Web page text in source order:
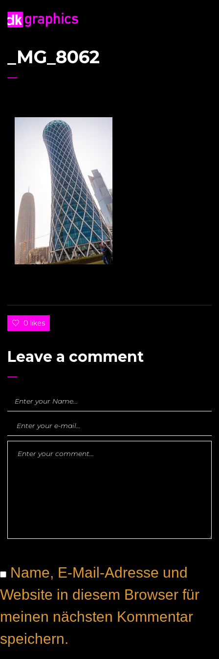
_MG_8062
0 likes
Leave a comment
Name, E-Mail-Adresse und
Website in diesem Browser für
meinen nächsten Kommentar
speichern.